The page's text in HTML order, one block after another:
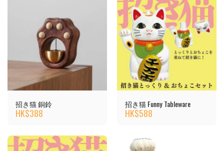
招き猫 銅鈴
HK$388
招き猫 Funny Tableware
HK$588